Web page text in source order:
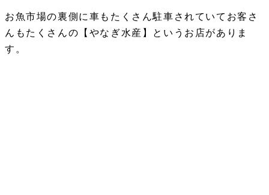
お魚市場の裏側に車もたくさん駐車されていてお客さ
んもたくさんの【やなぎ水産】というお店がありま
す。